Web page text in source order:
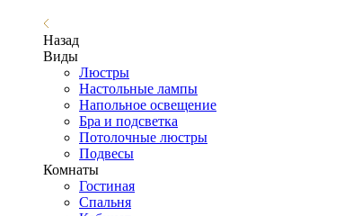
Назад
Виды
Люстры
Настольные лампы
Напольное освещение
Бра и подсветка
Потолочные люстры
Подвесы
Комнаты
Гостиная
Спальня